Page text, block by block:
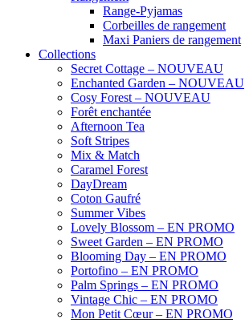
Range-Pyjamas
Corbeilles de rangement
Maxi Paniers de rangement
Collections
Secret Cottage – NOUVEAU
Enchanted Garden – NOUVEAU
Cosy Forest – NOUVEAU
Forêt enchantée
Afternoon Tea
Soft Stripes
Mix & Match
Caramel Forest
DayDream
Coton Gaufré
Summer Vibes
Lovely Blossom – EN PROMO
Sweet Garden – EN PROMO
Blooming Day – EN PROMO
Portofino – EN PROMO
Palm Springs – EN PROMO
Vintage Chic – EN PROMO
Mon Petit Cœur – EN PROMO